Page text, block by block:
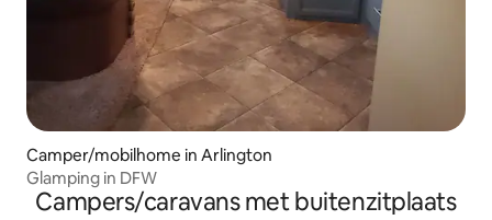
Camper/mobilhome in Arlington
Glamping in DFW
Campers/caravans met buitenzitplaats